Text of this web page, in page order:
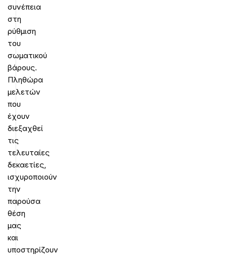
συνέπεια
στη
ρύθμιση
του
σωματικού
βάρους.
Πληθώρα
μελετών
που
έχουν
διεξαχθεί
τις
τελευταίες
δεκαετίες,
ισχυροποιούν
την
παρούσα
θέση
μας
και
υποστηρίζουν